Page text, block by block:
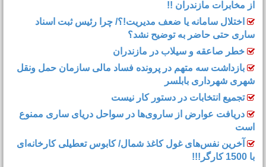
از مخابرات مازندران !!
اختلال سامانه یا ضعف مدیریت!؟/ چرا رئیس ثبت اسناد
ساری حتی حاضر به توضیح نشد؟
خطر صاعقه و سیلاب در مازندران
بازداشت سه متهم در پرونده فساد مالی سازمان حمل‌ ونقل
شهری شهرداری بابلسر
تجمیع انتخابات در دستور کار نیست
دریافت عوارض از ساروی‌ها در سواحل دریای ساری ممنوع
است
آخرین نفس‌های غول کاغذ شمال‌/ ‌کابوس تعطیلی کارخانه‌ای